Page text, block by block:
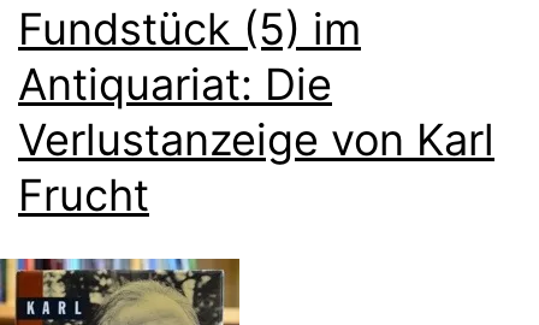
Fundstück (5) im
Antiquariat: Die
Verlustanzeige von Karl
Frucht